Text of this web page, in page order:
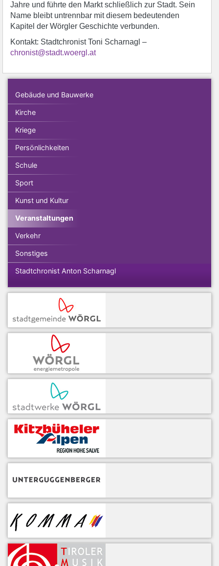
Jahre und führte den Markt schließlich zur Stadt. Sein
Name bleibt untrennbar mit diesem bedeutenden
Kapitel der Wörgler Geschichte verbunden.
Kontakt: Stadtchronist Toni Scharnagl –
chronist@stadt.woergl.at
Gebäude und Bauwerke
Kirche
Kriege
Persönlichkeiten
Schule
Sport
Kunst und Kultur
Veranstaltungen
Verkehr
Sonstiges
Stadtchronist Anton Scharnagl